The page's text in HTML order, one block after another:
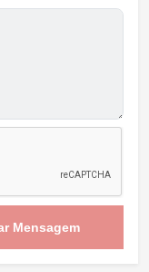
Mensagem